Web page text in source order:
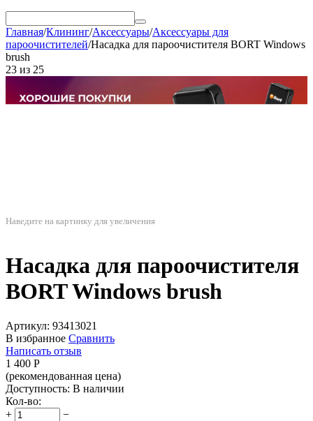
Главная/Клининг/Аксессуары/Аксессуары для
пароочистителей/Насадка для пароочистителя BORT Windows
brush
23 из 25
Наведите на картинку для увеличения
Насадка для пароочистителя
BORT Windows brush
Артикул: 93413021
В избранное Сравнить
Написать отзыв
1 400 Р
(рекомендованная цена)
Доступность: В наличии
Кол-во:
+
−